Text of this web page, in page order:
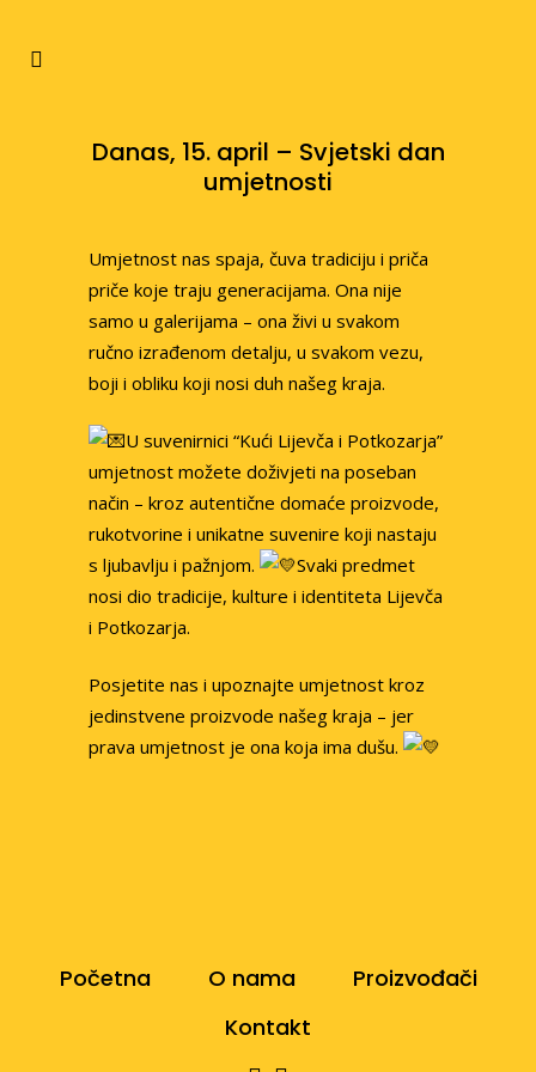
Danas, 15. april – Svjetski dan
umjetnosti
Umjetnost nas spaja, čuva tradiciju i priča
priče koje traju generacijama. Ona nije
samo u galerijama – ona živi u svakom
ručno izrađenom detalju, u svakom vezu,
boji i obliku koji nosi duh našeg kraja.
U suvenirnici “Kući Lijevča i Potkozarja”
umjetnost možete doživjeti na poseban
način – kroz autentične domaće proizvode,
rukotvorine i unikatne suvenire koji nastaju
s ljubavlju i pažnjom.
Svaki predmet
nosi dio tradicije, kulture i identiteta Lijevča
i Potkozarja.
Posjetite nas i upoznajte umjetnost kroz
jedinstvene proizvode našeg kraja – jer
prava umjetnost je ona koja ima dušu.
Početna O nama
Proizvođači
Kontakt